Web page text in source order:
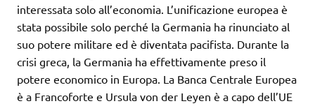
interessata solo all’economia. L’unificazione europea è
stata possibile solo perché la Germania ha rinunciato al
suo potere militare ed è diventata pacifista. Durante la
crisi greca, la Germania ha effettivamente preso il
potere economico in Europa. La Banca Centrale Europea
è a Francoforte e Ursula von der Leyen è a capo dell’UE